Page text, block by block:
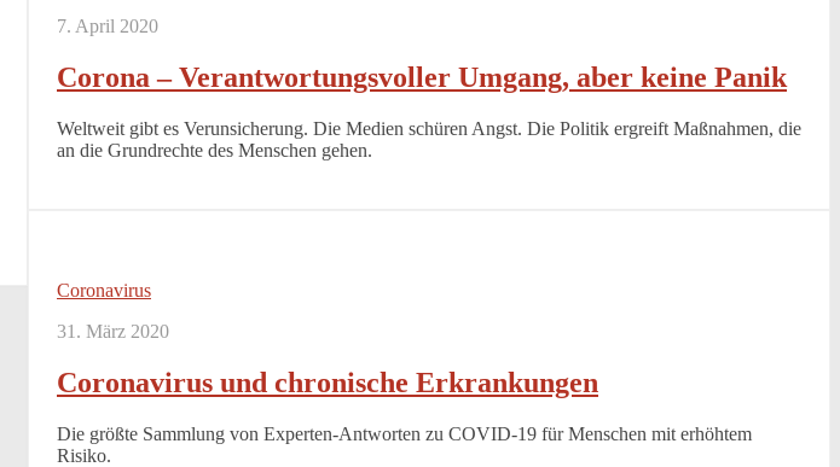
7. April 2020
Corona – Verantwortungsvoller Umgang, aber keine Panik
Weltweit gibt es Verunsicherung. Die Medien schüren Angst. Die Politik ergreift Maßnahmen, die
an die Grundrechte des Menschen gehen.
Coronavirus
31. März 2020
Coronavirus und chronische Erkrankungen
Die größte Sammlung von Experten-Antworten zu COVID-19 für Menschen mit erhöhtem
Risiko.